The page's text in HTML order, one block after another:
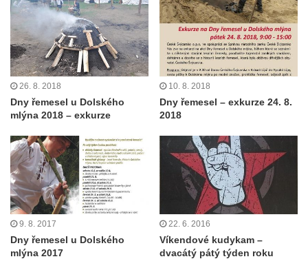
26. 8. 2018
Dny řemesel u Dolského
mlýna 2018 – exkurze
10. 8. 2018
Dny řemesel – exkurze 24. 8.
2018
9. 8. 2017
Dny řemesel u Dolského
mlýna 2017
22. 6. 2016
Víkendové kudykam –
dvacátý pátý týden roku